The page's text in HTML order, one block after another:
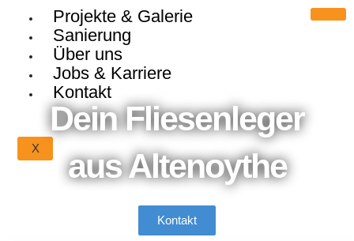
Projekte & Galerie
Sanierung
Über uns
Jobs & Karriere
Kontakt
X
Dein Fliesenleger
aus Altenoythe
Kontakt